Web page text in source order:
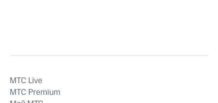
MTС Live
MTС Premium